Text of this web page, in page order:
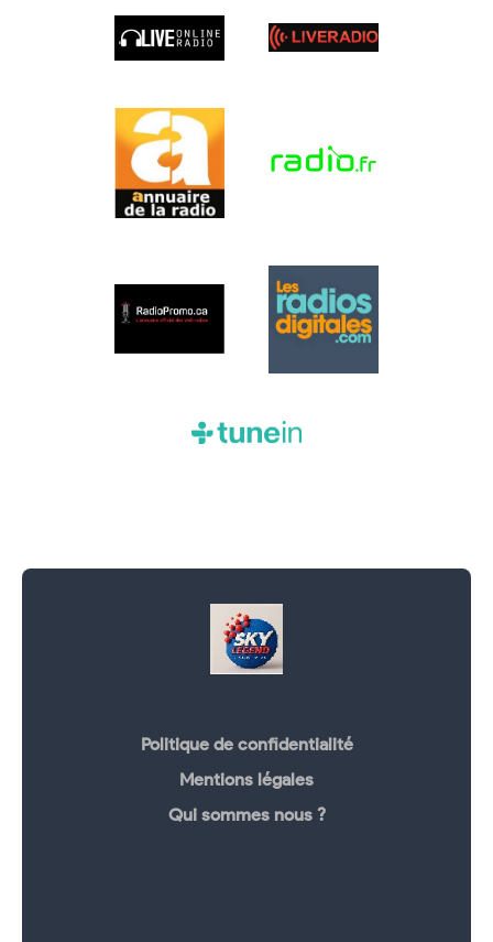
Politique de confidentialité
Mentions légales
Qui sommes nous ?